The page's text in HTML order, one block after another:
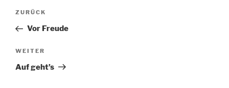
Beitragsnavigation
Vorheriger
Beitrag
ZURÜCK
Vor Freude
Nächster
Beitrag
WEITER
Auf geht’s